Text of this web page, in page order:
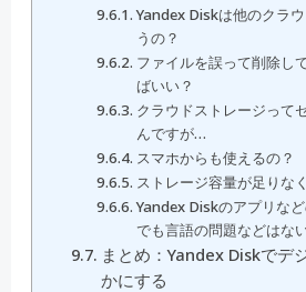
Yandex Diskは他のクラ
うの？
ファイルを誤って削除し
ばいい？
クラウドストレージって
んですが…
スマホからも使えるの？
ストレージ容量が足りな
Yandex Diskのアプリな
でも言語の問題などはな
まとめ：Yandex Diskでデ
かにする